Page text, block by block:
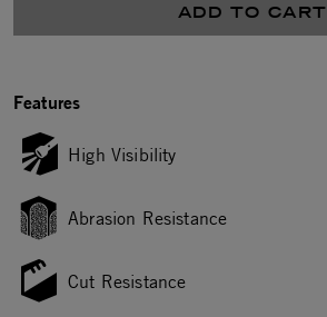
ADD TO CART
Features
High Visibility
Abrasion Resistance
Cut Resistance